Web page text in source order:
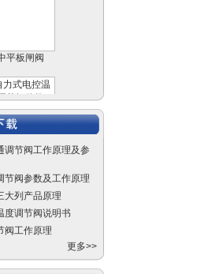
格
调节阀工作原理及参
节阀参数及工作原理
大列产品原理
度调节阀说明书
阀工作原理
更多>>